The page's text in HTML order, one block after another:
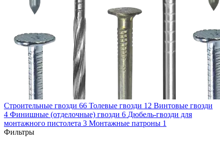
Строительные гвозди 66 Толевые гвозди 12 Винтовые гвозди
4 Финишные (отделочные) гвозди 6 Дюбель-гвозди для
монтажного пистолета 3 Монтажные патроны 1
Фильтры